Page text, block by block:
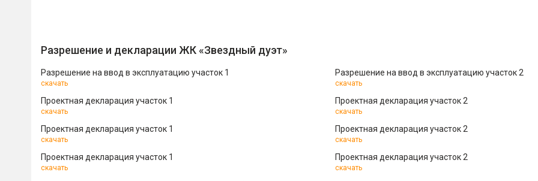
Разрешение и декларации ЖК «Звездный дуэт»
Разрешение на ввод в эксплуатацию участок 1
скачать
Разрешение на ввод в эксплуатацию участок 2
скачать
Проектная декларация участок 1
скачать
Проектная декларация участок 2
скачать
Проектная декларация участок 1
скачать
Проектная декларация участок 2
скачать
Проектная декларация участок 1
скачать
Проектная декларация участок 2
скачать